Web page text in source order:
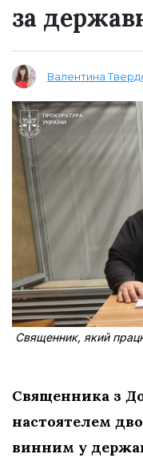
за
Валентина
Священник, який
Священника з
настоятелем
винним у